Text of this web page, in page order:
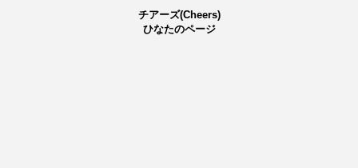
チアーズ(Cheers)
ひなたのページ